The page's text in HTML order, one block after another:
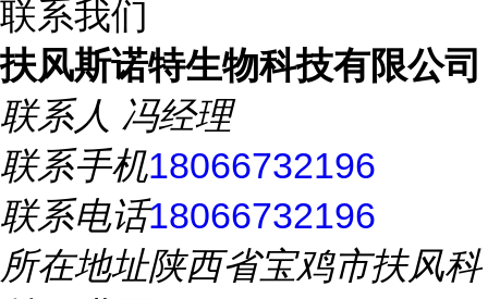
联系我们
扶风斯诺特生物科技有限公司
联系人 冯经理
联系手机18066732196
联系电话18066732196
所在地址陕西省宝鸡市扶风科